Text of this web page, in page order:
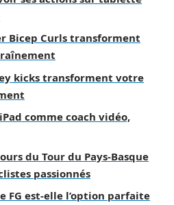
Bicep Curls transforment
kicks transforment votre
comme coach vidéo,
du Tour du Pays-Basque
passionnés
FG est-elle l’option parfaite